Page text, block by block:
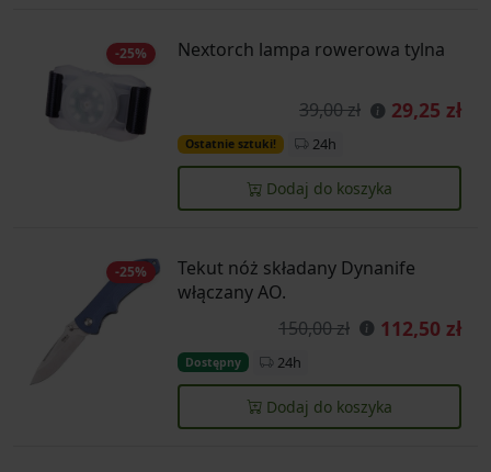
-25% Nextorch lampa rowerowa tylna
39,00 zł 29,25 zł
Ostatnie sztuki! 24h
Dodaj do koszyka
-25%
Tekut nóż składany Dynanife
włączany AO.
150,00 zł
112,50 zł
Dostępny 24h
Dodaj do koszyka